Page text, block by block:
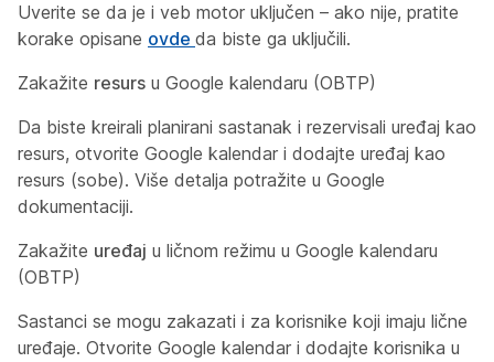
Uverite se da je i veb motor uključen – ako nije, pratite
korake opisane ovde da biste ga uključili.
Zakažite resurs u Google kalendaru (OBTP)
Da biste kreirali planirani sastanak i rezervisali uređaj kao
resurs, otvorite Google kalendar i dodajte uređaj kao
resurs (sobe). Više detalja potražite u Google
dokumentaciji.
Zakažite uređaj u ličnom režimu u Google kalendaru
(OBTP)
Sastanci se mogu zakazati i za korisnike koji imaju lične
uređaje. Otvorite Google kalendar i dodajte korisnika u